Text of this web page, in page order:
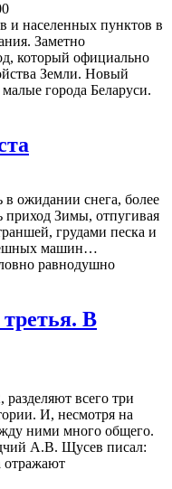
и населенных пунктов в
Заметно
который официально
Земли. Новый
города Беларуси.
в ожидании снега, более
приход Зимы, отпугивая
грудами песка и
машин…
равнодушно
В
всего три
И, несмотря на
ними много общего.
А.В. Щусев писал:
отражают